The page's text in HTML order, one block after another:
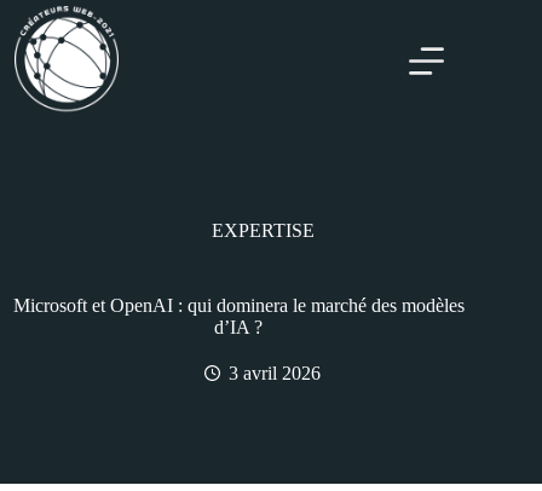
EXPERTISE
Microsoft et OpenAI : qui dominera le marché des modèles
d’IA ?
3 avril 2026